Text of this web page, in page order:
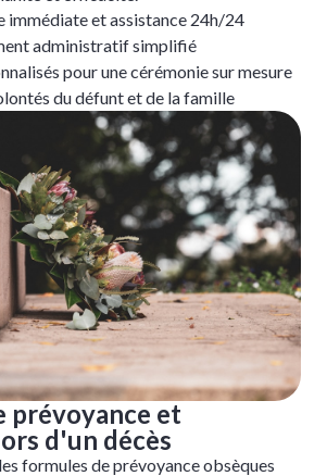
immédiate et assistance 24h/24
administratif simplifié
pour une cérémonie sur mesure
du défunt et de la famille
prévoyance et
d'un décès
formules de prévoyance obsèques